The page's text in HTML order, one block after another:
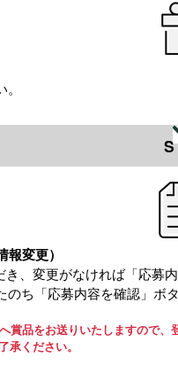
変更）
、変更がなければ「応募
ち「応募内容を確認」ボ
賞品をお送りいたしますので
承ください。